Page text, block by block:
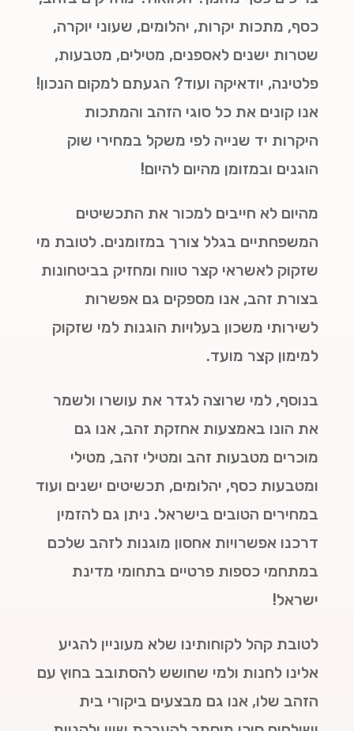
כסף, מתכות יקרות, יהלומים, שעוני יוקרה,
שטרות ישנים לאספנים, מטילים, מטבעות,
פלטינה, יודאיקה ועוד? הגעתם למקום הנכון!
אנו קונים את כל סוגי הזהב והמתכות
היקרות יד שנייה לפי משקל במחירי שוק
הוגנים ובמזומן מהיום להיום!
מהיום לא חייבים למכור את התכשיטים
המשפחתיים בגלל צורך במזומנים. לטובת מי
שזקוק לאשראי קצר טווח ומחזיק בביטחונות
בצורת זהב, אנו מספקים גם אפשרות
לשירותי משכון בעלויות הוגנות למי שזקוק
למימון קצר מועד.
בנוסף, למי שרוצה לגדר את עושרו ולשמר
את הונו באמצעות אחזקת זהב, אנו גם
מוכרים מטבעות זהב ומטילי זהב, מטילי
ומטבעות כסף, יהלומים, תכשיטים ישנים ועוד
במחירים הטובים בישראל. ניתן גם להזמין
דרכנו אפשרויות אחסון מוגנות לזהב שלכם
במתחמי כספות פרטיים בתחומי מדינת
ישראל!
לטובת קהל לקוחותינו שלא מעוניין להגיע
אלינו לחנות ולמי שחושש להסתובב בחוץ עם
הזהב שלו, אנו גם מבצעים ביקורי בית